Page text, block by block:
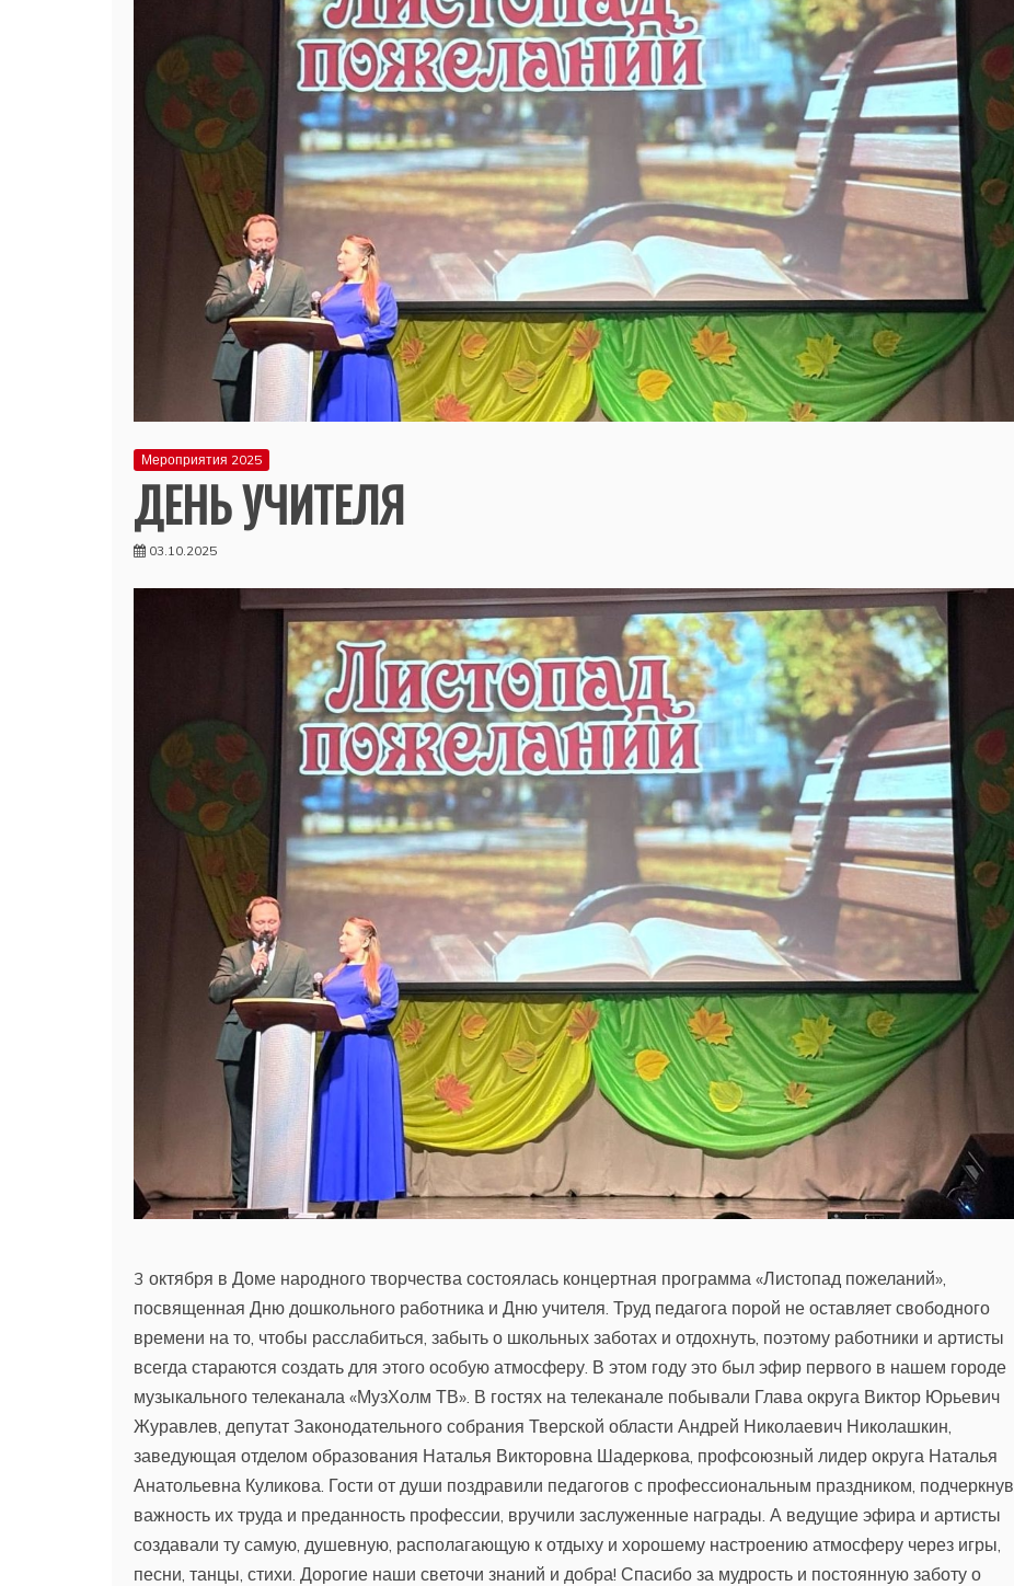
Мероприятия 2025
ДЕНЬ УЧИТЕЛЯ
03.10.2025
3 октября в Доме народного творчества состоялась концертная программа «Листопад пожеланий»,
посвященная Дню дошкольного работника и Дню учителя. Труд педагога порой не оставляет свободного
времени на то, чтобы расслабиться, забыть о школьных заботах и отдохнуть, поэтому работники и артисты
всегда стараются создать для этого особую атмосферу. В этом году это был эфир первого в нашем городе
музыкального телеканала «МузХолм ТВ». В гостях на телеканале побывали Глава округа Виктор Юрьевич
Журавлев, депутат Законодательного собрания Тверской области Андрей Николаевич Николашкин,
заведующая отделом образования Наталья Викторовна Шадеркова, профсоюзный лидер округа Наталья
Анатольевна Куликова. Гости от души поздравили педагогов с профессиональным праздником, подчеркнув
важность их труда и преданность профессии, вручили заслуженные награды. А ведущие эфира и артисты
создавали ту самую, душевную, располагающую к отдыху и хорошему настроению атмосферу через игры,
песни, танцы, стихи. Дорогие наши светочи знаний и добра! Спасибо за мудрость и постоянную заботу о